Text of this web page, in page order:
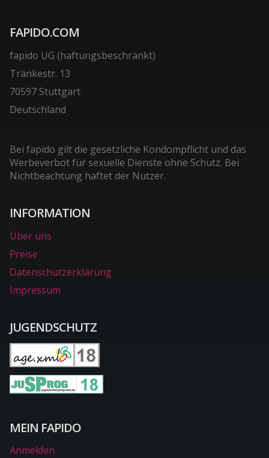
FAPIDO.COM
fapido UG (haftungsbeschränkt)
Tränkestr. 13
70597 Stuttgart
Deutschland
Bei fapido gilt die gesetzliche Kondompflicht und das
Werbeverbot für sexuelle Dienste ohne Schutz. Bei
Nichtbeachtung haftet der Nutzer.
INFORMATION
Über uns
Preise
Datenschutzerklärung
Impressum
JUGENDSCHUTZ
MEIN FAPIDO
Anmelden